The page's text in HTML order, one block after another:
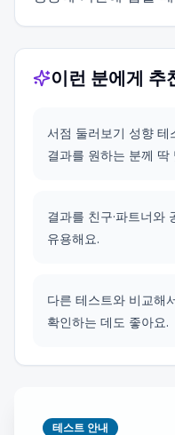
이런 분에게 추
서점 둘러보기 성향 테
결과를 원하는 분께 딱
결과를 친구·파트너와
유용해요.
다른 테스트와 비교해
확인하는 데도 좋아요.
테스트 안내